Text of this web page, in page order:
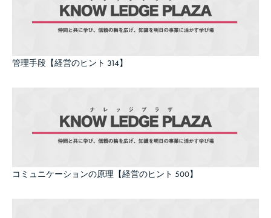
管理手段【経営のヒント 314】
コミュニケーションの原理【経営のヒント 500】